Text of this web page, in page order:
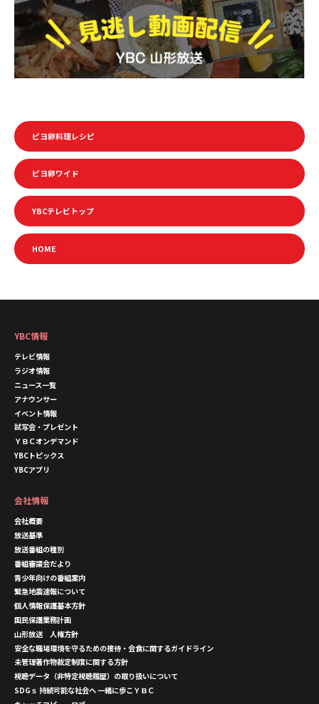
ピヨ卵料理レシピ
ピヨ卵ワイド
YBCテレビトップ
HOME
YBC情報
テレビ情報
ラジオ情報
ニュース一覧
アナウンサー
イベント情報
試写会・プレゼント
ＹＢＣオンデマンド
YBCトピックス
YBCアプリ
会社情報
会社概要
放送基準
放送番組の種別
番組審議会だより
青少年向けの番組案内
緊急地震速報について
個人情報保護基本方針
国民保護業務計画
山形放送 人権方針
安全な職場環境を守るための接待・会食に関するガイドライン
未管理著作物裁定制度に関する方針
視聴データ（非特定視聴履歴）の取り扱いについて
SDGｓ 持続可能な社会へ 一緒に歩こＹＢＣ